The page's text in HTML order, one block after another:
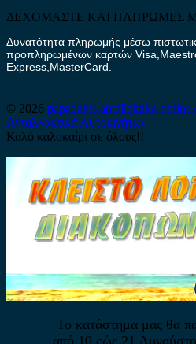
ΔΕΧΟΜΑΣΤΕ ΚΑΙ ΠΛΗΡΩΜΕΣ
Δυνατότητα πληρωμής μέσω
προπληρωμένων καρτών
Express,MasterCard.
© 2026 papadakis.antallaktika-
Ανταλλακτικά Αυτοκινήτων
Καλό καλοκαίρι σε όλους!!
Το κατάστημα μας θα